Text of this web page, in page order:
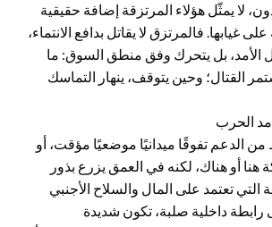
لا يمثّل هؤلاء المرتزقة إضافة حقيقية
غيابها. فالمرتزق لا يقاتل بدافع الانتماء،
الأمد، بل يتحرك وفق منطق السوق: ما
القتال؛ وحين يتوقف، ينهار التماسك
الحرب
الدعم تفوقًا ميدانيًا موضعيًا مؤقت، أو
أو هناك، لكنه في العمق يزرع بذور
التي تعتمد على المال والسلاح الأجنبي
رابطة داخلية صلبة، تكون شديدة